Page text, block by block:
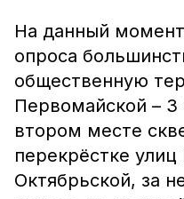
На данный
опроса
общественную
Первомайской – 3
втором месте
перекрёстке
Октябрьской, за